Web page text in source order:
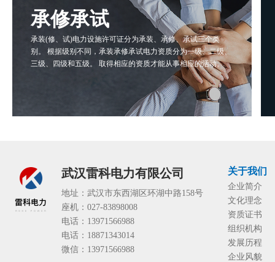
承修承试
承装(修、试)电力设施许可证分为承装、承修、承试三个类
别。 根据级别不同，承装承修承试电力资质分为一级、二级、
三级、四级和五级。 取得相应的资质才能从事相应的活动。
武汉雷科电力有限公司
地址：武汉市东西湖区环湖中路158号
座机：027-83898008
电话：13971566988
电话：18871343014
微信：13971566988
关于我们
企业简介
文化理念
资质证书
组织机构
发展历程
企业风貌